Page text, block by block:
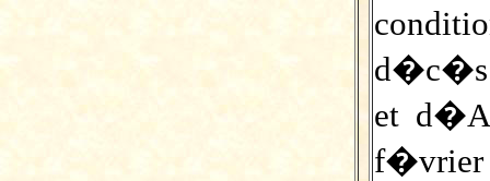
d�c�s
et
f�vrier